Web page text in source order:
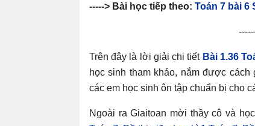
-----> Bài học tiếp theo: Toán 7 bài 6
Trên đây là lời giải chi tiết Bài 1.36
học sinh tham khảo, nắm được
các em học sinh ôn tập chuẩn bị cho
Ngoài ra Giaitoan mời thầy cô và